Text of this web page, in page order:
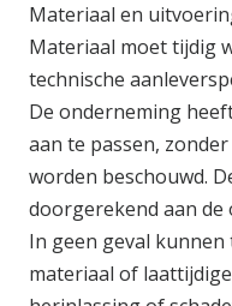
Materiaal en
Materiaal moet tijdig
technische
De onderneming
aan te passen,
worden beschouwd.
doorgerekend aan de
In geen geval
materiaal of